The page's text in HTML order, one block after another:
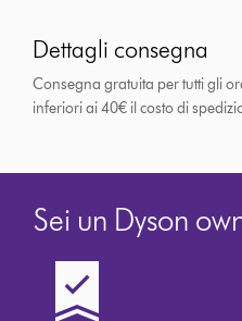
Dettagli consegna
Consegna gratuita per tutti gli
inferiori ai 40€ il costo di
Sei un Dyson